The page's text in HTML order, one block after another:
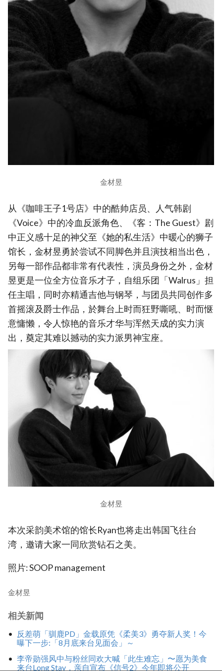
金材昱
从《咖啡王子1号店》中的酷帅店员、人气韩剧
《Voice》中的冷血反派角色、《客：The Guest》剧
中正义感十足的神父至《她的私生活》中暖心的狮子
馆长，金材昱勇於尝试不同脚色并且演技相当出色，
另每一部作品都非常有代表性，演员身份之外，金材
昱更是一位全方位音乐才子，自组乐团「Walrus」担
任主唱，同时亦精通吉他与钢琴，与团员共同创作多
首摇滚及爵士作品，於舞台上时而狂野嘶吼、时而惬
意慵懒，令人惊艳的音乐才华与浑然天成的实力演
出，奠定其难以撼动的实力派男神宝座。
金材昱
本次采韵美术馆的馆长Ryan也将走出韩国飞往台
湾，邀请大家一同欣赏钻石之美。
照片: SOOP management
金材昱
相关新闻
反差萌「驯鹿PD」金载原凭《柔美3》勇夺新人奖！今
曝下一步:「8月底来台见面会」～
李帝勋强风中与粉丝同欢大喊「此生难忘」〜愿为美食
来台Long Stay，亲自宣布《信号2》今年即将公开